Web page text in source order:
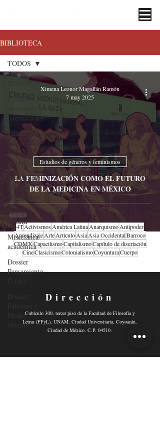
BIBLIOTECA
TODOS
Política
internacional
Educación,
universidad
y
pedagogía
Estudios de
géneros y
feminismos
Arte y
cultura
Miscelánea
académica
Dossier
Pensamiento
Medio
Oriente
TODOS
LA FEMINIZACIÓN COMO EL FUTURO
DE LA MEDICINA EN MÉXICO
Estudios de géneros y feminismos
Ximena Leonor Magallán Ramón
7 may 2025
4TActivismosAmérica LatinaAnarquismoAntipoder
AprendizajeArteArtículoAsiaAsia OccidentalBarroco
CDMXCapacitismoCapitalismoCapítulo de disertación
CineClasicismoColonialismoCoyunturaCuerpo
Dirección
Cubículo 300, tercer piso de la Facultad de Filosofía y
Letras (FFyL), UNAM, Ciudad Universitaria, Coyoacán,
Ciudad de México. C.P. 04510.
Contacto